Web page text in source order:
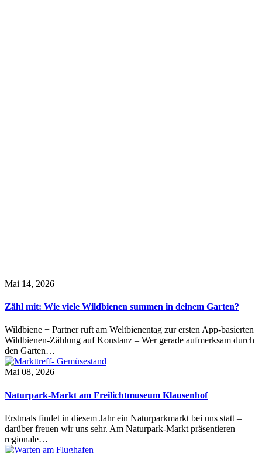
Mai 14, 2026
Zähl mit: Wie viele Wildbienen summen in deinem Garten?
Wildbiene + Partner ruft am Weltbienentag zur ersten App-basierten
Wildbienen-Zählung auf Konstanz – Wer gerade aufmerksam durch
den Garten…
Mai 08, 2026
Naturpark-Markt am Freilichtmuseum Klausenhof
Erstmals findet in diesem Jahr ein Naturparkmarkt bei uns statt –
darüber freuen wir uns sehr. Am Naturpark-Markt präsentieren
regionale…